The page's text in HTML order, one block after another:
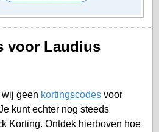
voor Laudius
geen kortingscodes voor
kunt echter nog steeds
Korting. Ontdek hierboven hoe